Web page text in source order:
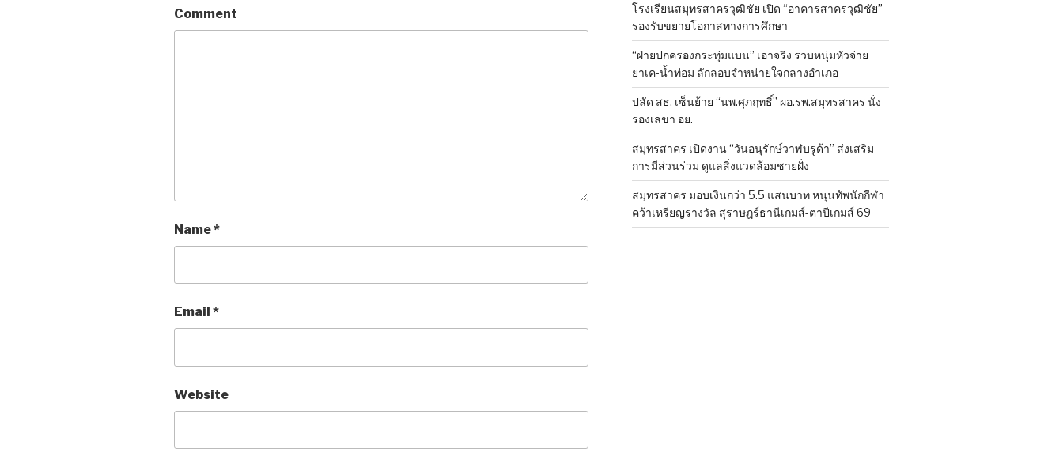
Comment
Name*
Email *
Website
โรงเรียนสมุทรสาครวุฒิชัย เปิด “อาคารสาครวุฒิชัย”
รองรับขยายโอกาสทางการศึกษา
“ฝ่ายปกครองกระทุ่มแบน” เอาจริง รวบหนุ่มหัวจ่าย
ยาเค-น้ำท่อม ลักลอบจำหน่ายใจกลางอำเภอ
ปลัด สธ. เซ็นย้าย “นพ.ศุภฤทธิ์” ผอ.รพ.สมุทรสาคร นั่ง
รองเลขา อย.
สมุทรสาคร เปิดงาน “วันอนุรักษ์วาฬบรูด้า” ส่งเสริม
การมีส่วนร่วม ดูแลสิ่งแวดล้อมชายฝั่ง
สมุทรสาคร มอบเงินกว่า 5.5 แสนบาท หนุนทัพนักกีฬา
คว้าเหรียญรางวัล สุราษฎร์ธานีเกมส์-ตาปีเกมส์ 69